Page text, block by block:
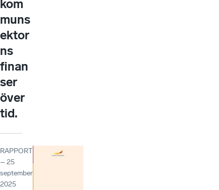
kom
muns
ektor
ns
finan
ser
över
tid.
RAPPORT
– 25
september
2025